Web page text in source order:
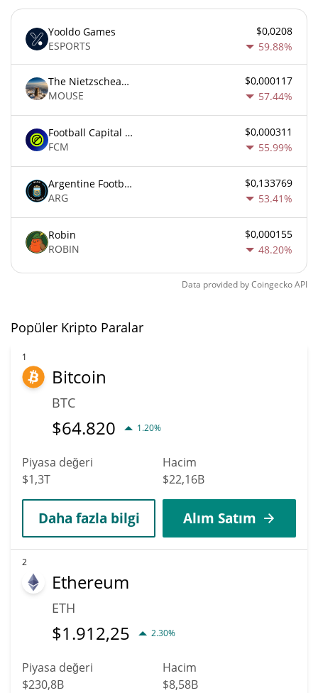
Yooldo Games
ESPORTS
$0,0208
59.88%
The Nietzschean Mouse
MOUSE
$0,000117
57.44%
Football Capital Markets
FCM
$0,000311
55.99%
Argentine Football Association Fan Token
ARG
$0,133769
53.41%
Robin
ROBIN
$0,000155
48.20%
Data provided byCoingeckoAPI
Popüler Kripto Paralar
1
Bitcoin
BTC
$64.820 1.20%
Piyasa değeri
$1,3T
Hacim
$22,16B
Daha fazla bilgi Alım Satım
2
Ethereum
ETH
$1.912,25 2.30%
Piyasa değeri
$230,8B
Hacim
$8,58B